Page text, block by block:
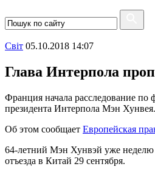
Свiт 05.10.2018 14:07
Глава Интерпола
Франция начала расследование по
президента Интерпола Мэн Хунвея.
Об этом сообщает Европейская
64-летний Мэн Хунвэй уже неделю
отъезда в Китай 29 сентября.